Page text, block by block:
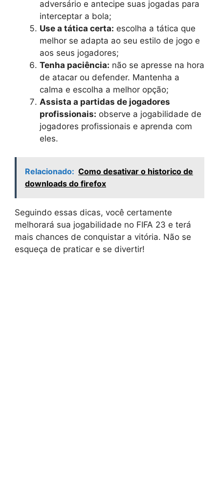
adversário e antecipe suas jogadas para
interceptar a bola;
Use a tática certa: escolha a tática que
melhor se adapta ao seu estilo de jogo e
aos seus jogadores;
Tenha paciência: não se apresse na hora
de atacar ou defender. Mantenha a
calma e escolha a melhor opção;
Assista a partidas de jogadores
profissionais: observe a jogabilidade de
jogadores profissionais e aprenda com
eles.
Relacionado: Como desativar o historico de
downloads do firefox
Seguindo essas dicas, você certamente
melhorará sua jogabilidade no FIFA 23 e terá
mais chances de conquistar a vitória. Não se
esqueça de praticar e se divertir!